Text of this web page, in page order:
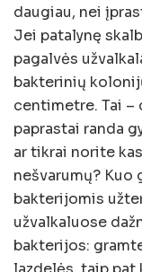
daugiau, nei
Jei patalynę
pagalvės
bakterinių
centimetre. Tai –
paprastai randa
ar tikrai norite
nešvarumų?
bakterijomis
užvalkaluose
bakterijos: